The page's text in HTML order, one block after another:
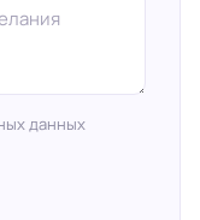
данных